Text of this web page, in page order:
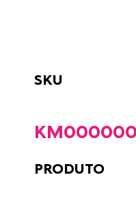
SKU
PRODUTO